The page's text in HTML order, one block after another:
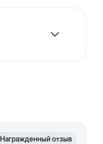
Награжденный отзыв